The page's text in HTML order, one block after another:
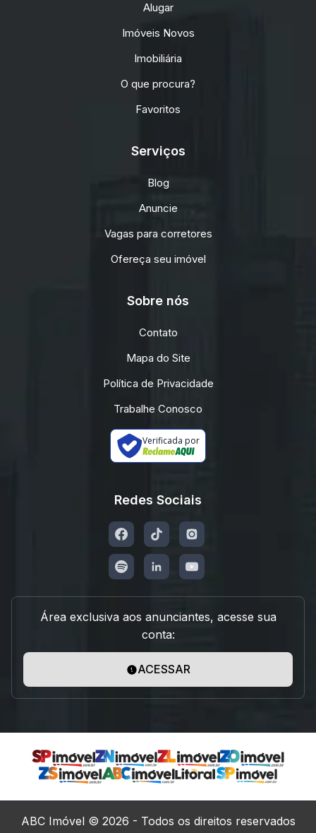
Alugar
Imóveis Novos
Imobiliária
O que procura?
Favoritos
Serviços
Blog
Anuncie
Vagas para corretores
Ofereça seu imóvel
Sobre nós
Contato
Mapa do Site
Política de Privacidade
Trabalhe Conosco
Verificada por
Redes Sociais
Área exclusiva aos anunciantes, acesse sua
conta:
ACESSAR
ABC Imóvel © 2026 - Todos os direitos reservados